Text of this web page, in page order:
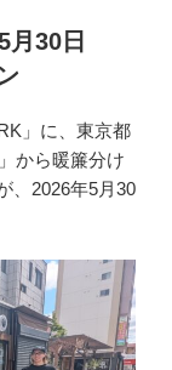
月30日
」に、東京都
から暖簾分け
、2026年5月30